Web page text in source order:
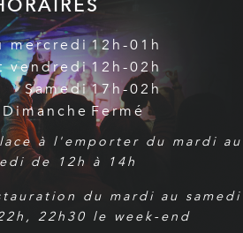
mercredi
vendredi
Samedi
Dimanche
12h-01h
12h-02h
17h-02h
Fermé
à l'emporter du mardi au
de 12h à 14h
du mardi au samedi
22h30 le week-end